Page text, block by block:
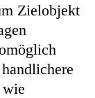
Zielobjekt
wie